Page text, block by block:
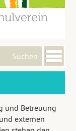
und Betreuung
externen